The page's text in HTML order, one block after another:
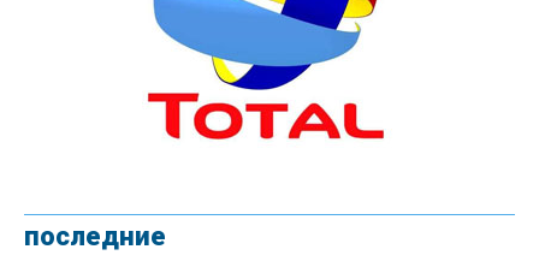
последние